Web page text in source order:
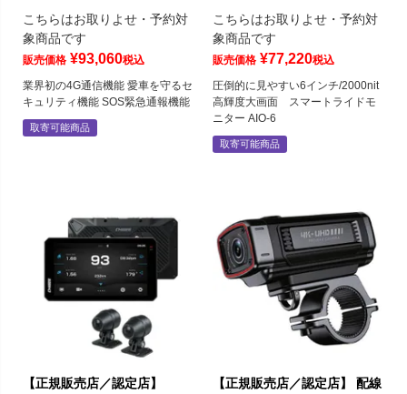
こちらはお取りよせ・予約対
象商品です
販売価格 ¥93,060税込
業界初の4G通信機能 愛車を守るセ
キュリティ機能 SOS緊急通報機能
取寄可能商品
こちらはお取りよせ・予約対
象商品です
販売価格 ¥77,220税込
圧倒的に見やすい6インチ/2000nit
高輝度大画面 スマートライドモ
ニター AIO-6
取寄可能商品
【正規販売店／認定店】
【正規販売店／認定店】 配線